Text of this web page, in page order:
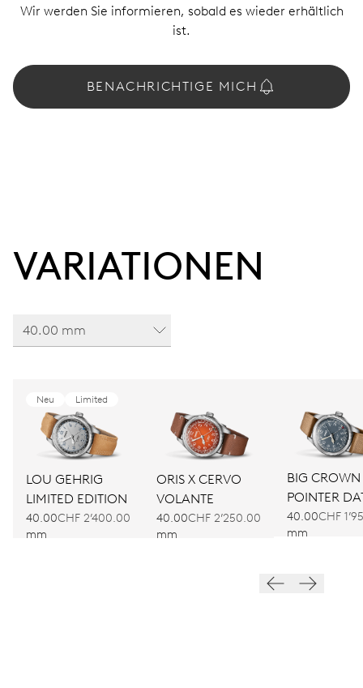
Wir werden Sie informieren, sobald es wieder erhältlich
ist.
BENACHRICHTIGE MICH
VARIATIONEN
40.00 mm
Neu Limited
LOU GEHRIG
LIMITED EDITION
40.00
mm
CHF 2’400.00
ORIS X CERVO
VOLANTE
40.00
mm
CHF 2’250.00
BIG CROWN
POINTER
40.00
mm
CHF